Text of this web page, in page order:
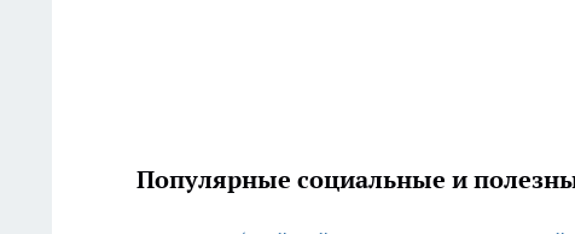
Популярные социальные и